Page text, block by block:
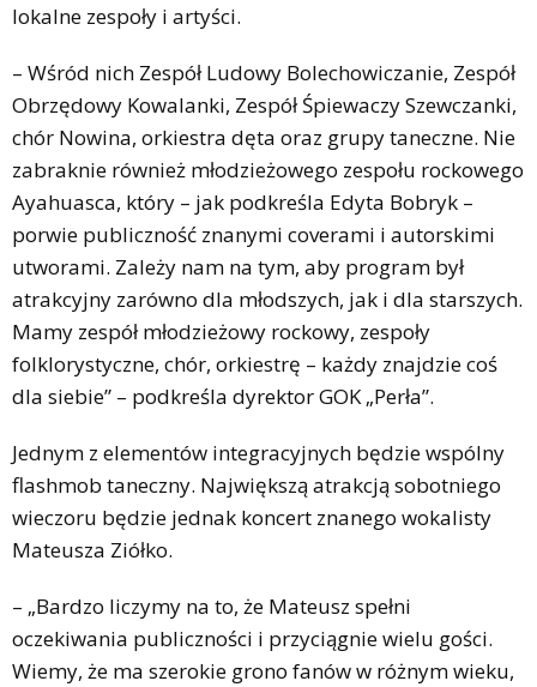
lokalne zespoły i artyści.
– Wśród nich Zespół Ludowy Bolechowiczanie, Zespół
Obrzędowy Kowalanki, Zespół Śpiewaczy Szewczanki,
chór Nowina, orkiestra dęta oraz grupy taneczne. Nie
zabraknie również młodzieżowego zespołu rockowego
Ayahuasca, który – jak podkreśla Edyta Bobryk –
porwie publiczność znanymi coverami i autorskimi
utworami. Zależy nam na tym, aby program był
atrakcyjny zarówno dla młodszych, jak i dla starszych.
Mamy zespół młodzieżowy rockowy, zespoły
folklorystyczne, chór, orkiestrę – każdy znajdzie coś
dla siebie” – podkreśla dyrektor GOK „Perła”.
Jednym z elementów integracyjnych będzie wspólny
flashmob taneczny. Największą atrakcją sobotniego
wieczoru będzie jednak koncert znanego wokalisty
Mateusza Ziółko.
– „Bardzo liczymy na to, że Mateusz spełni
oczekiwania publiczności i przyciągnie wielu gości.
Wiemy, że ma szerokie grono fanów w różnym wieku,